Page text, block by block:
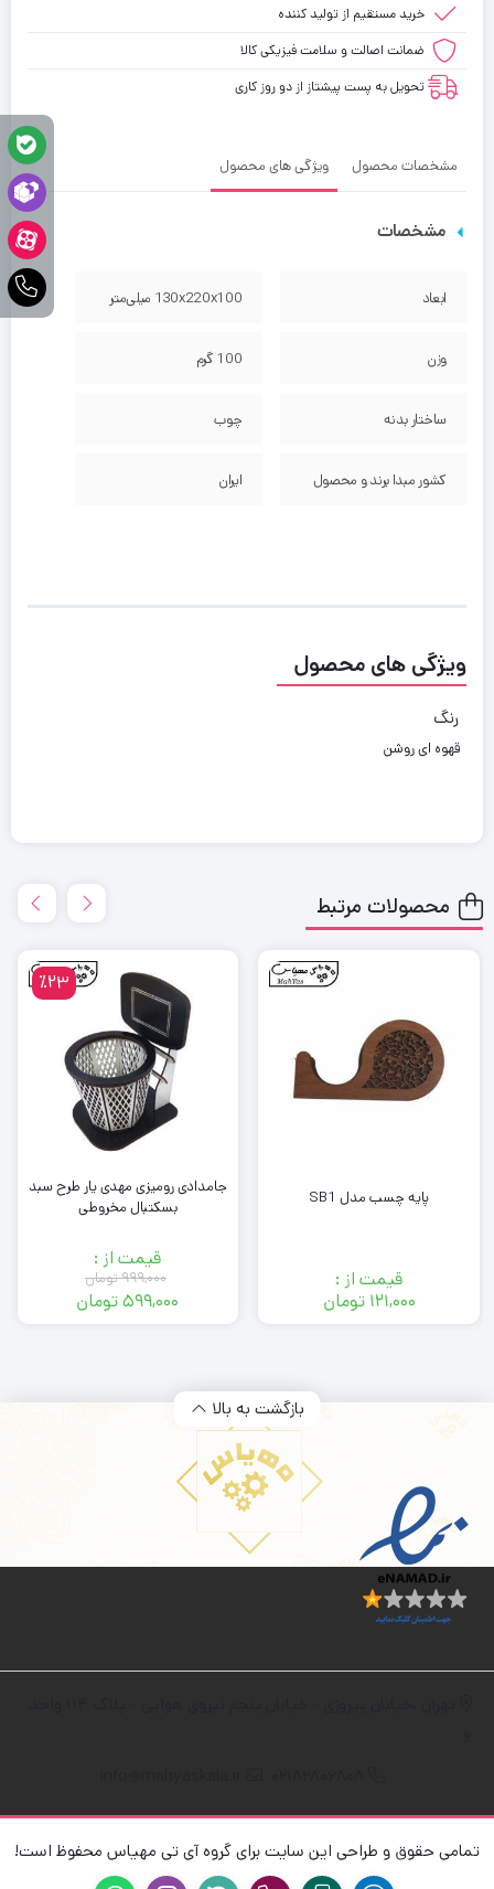
خرید مستقیم از تولید کننده
ضمانت اصالت و سلامت فیزیکی کالا
تحویل به پست پیشتاز از دو روز کاری
مشخصات محصول ویژگی های محصول
مشخصات
ابعاد 130x220x100 میلی‌متر
وزن 100 گرم
ساختار بدنه چوب
کشور مبدا برند و محصول ایران
ویژگی های محصول
رنگ
قهوه ای روشن
محصولات مرتبط
پایه چسب مدل SB1
قیمت از :
۱۲۱,۰۰۰ تومان
٪23
جامدادی رومیزی مهدی یار طرح سبد
بسکتبال مخروطی
قیمت از :
۹۹۹,۰۰۰تومان
۵۹۹,۰۰۰تومان
بازگشت به بالا
تمامی حقوق و طراحی این سایت برای گروه آی تی مهیاس محفوظ است!